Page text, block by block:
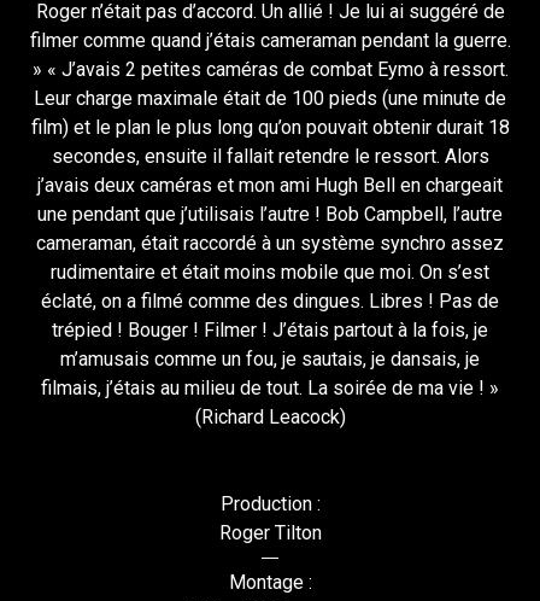
Roger n’était pas d’accord. Un allié ! Je lui ai suggéré de
filmer comme quand j’étais cameraman pendant la guerre.
» « J’avais 2 petites caméras de combat Eymo à ressort.
Leur charge maximale était de 100 pieds (une minute de
film) et le plan le plus long qu’on pouvait obtenir durait 18
secondes, ensuite il fallait retendre le ressort. Alors
j’avais deux caméras et mon ami Hugh Bell en chargeait
une pendant que j’utilisais l’autre ! Bob Campbell, l’autre
cameraman, était raccordé à un système synchro assez
rudimentaire et était moins mobile que moi. On s’est
éclaté, on a filmé comme des dingues. Libres ! Pas de
trépied ! Bouger ! Filmer ! J’étais partout à la fois, je
m’amusais comme un fou, je sautais, je dansais, je
filmais, j’étais au milieu de tout. La soirée de ma vie ! »
(Richard Leacock)
Production :
Roger Tilton
Montage :